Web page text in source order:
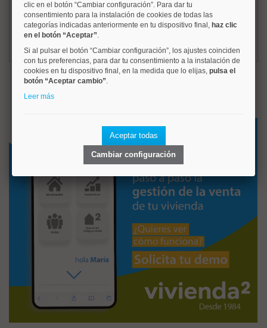
Resuelve tus dudas,
nosotros te llamamos
clic en el botón “Cambiar configuración”. Para dar tu
consentimiento para la instalación de cookies de todas las
categorías indicadas anteriormente en tu dispositivo final, haz clic
en el botón “Aceptar”.
Si al pulsar el botón “Cambiar configuración”, los ajustes coinciden
con tus preferencias, para dar tu consentimiento a la instalación de
cookies en tu dispositivo final, en la medida que lo elijas, pulsa el
botón “Aceptar cambio”.
Leer más
Aceptar todas
Cambiar configuración